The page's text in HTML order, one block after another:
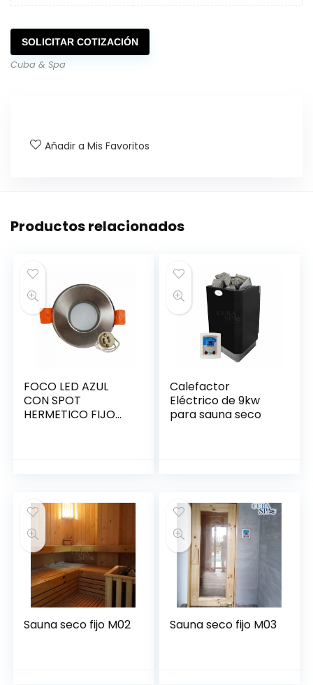
SOLICITAR COTIZACIÓN
Cuba & Spa
Añadir a Mis Favoritos
Productos relacionados
FOCO LED AZUL
CON SPOT
HERMETICO FIJO
Calefactor
Eléctrico de 9kw
para sauna seco
Sauna seco fijo M02 Sauna seco fijo M03